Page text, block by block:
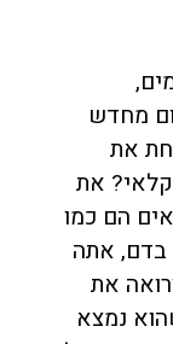
מחדש
את
את
הם כמו
בדם, אתה
את
נמצא